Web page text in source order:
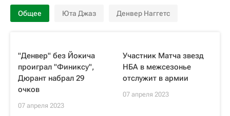
Общее Юта Джаз Денвер Наггетс
"Денвер" без Йокича
проиграл "Финиксу",
Дюрант набрал 29
очков
07 апреля 2023
Участник Матча звезд
НБА в межсезонье
отслужит в армии
07 апреля 2023